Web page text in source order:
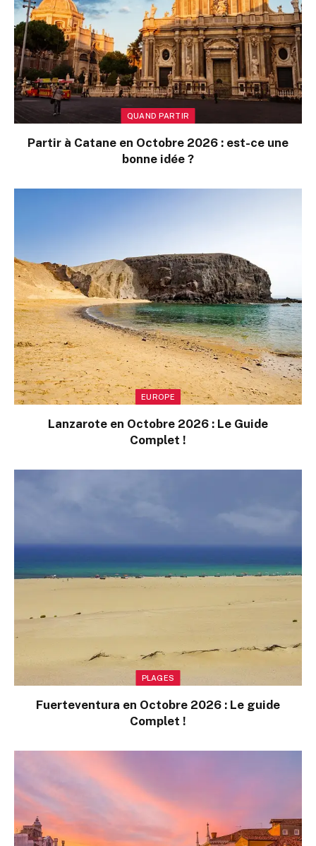
QUAND PARTIR
Partir à Catane en Octobre 2026 : est-ce une
bonne idée ?
EUROPE
Lanzarote en Octobre 2026 : Le Guide
Complet !
PLAGES
Fuerteventura en Octobre 2026 : Le guide
Complet !